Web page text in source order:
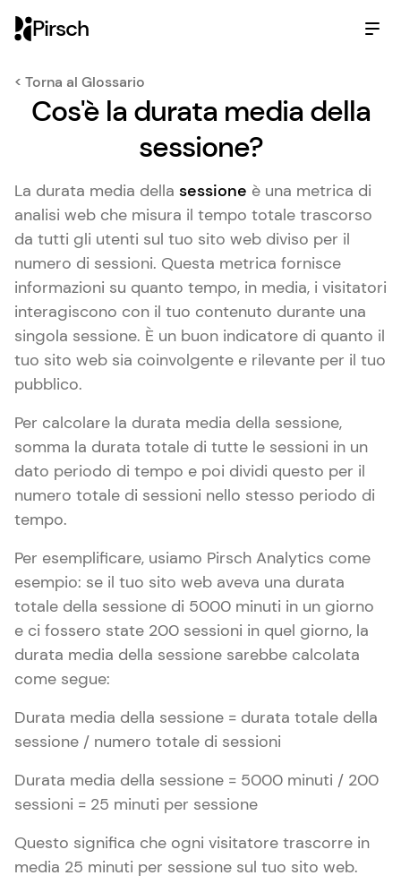
Pirsch
< Torna al Glossario
Cos'è la durata media della
sessione?
La durata media della sessione è una metrica di
analisi web che misura il tempo totale trascorso
da tutti gli utenti sul tuo sito web diviso per il
numero di sessioni. Questa metrica fornisce
informazioni su quanto tempo, in media, i visitatori
interagiscono con il tuo contenuto durante una
singola sessione. È un buon indicatore di quanto il
tuo sito web sia coinvolgente e rilevante per il tuo
pubblico.
Per calcolare la durata media della sessione,
somma la durata totale di tutte le sessioni in un
dato periodo di tempo e poi dividi questo per il
numero totale di sessioni nello stesso periodo di
tempo.
Per esemplificare, usiamo Pirsch Analytics come
esempio: se il tuo sito web aveva una durata
totale della sessione di 5000 minuti in un giorno
e ci fossero state 200 sessioni in quel giorno, la
durata media della sessione sarebbe calcolata
come segue:
Durata media della sessione = durata totale della
sessione / numero totale di sessioni
Durata media della sessione = 5000 minuti / 200
sessioni = 25 minuti per sessione
Questo significa che ogni visitatore trascorre in
media 25 minuti per sessione sul tuo sito web.